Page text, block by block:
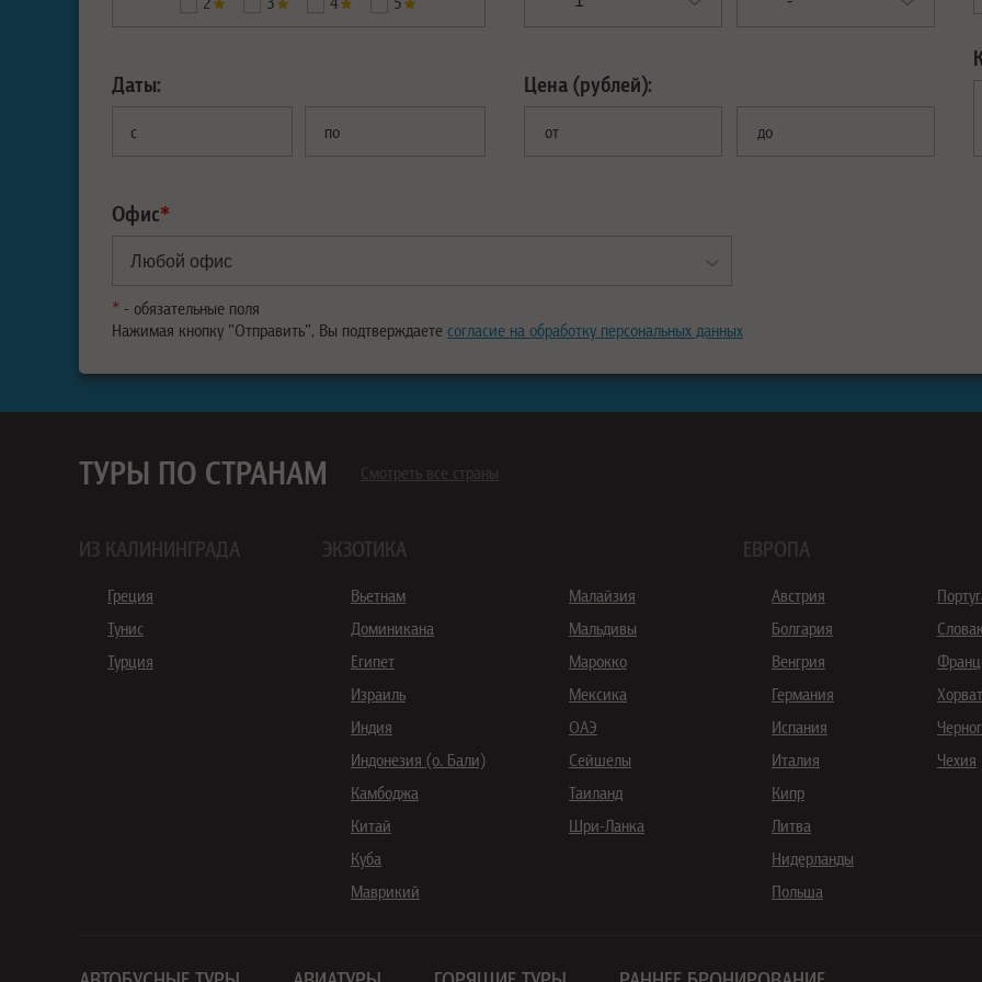
Даты:
с по
Цена (рублей):
от до
Офис*
* - обязательные поля
Нажимая кнопку "Отправить", Вы подтверждаете согласие на обработку персональных данных
ТУРЫ ПО СТРАНАМ Смотреть все страны
ИЗ КАЛИНИНГРАДА
Греция
Тунис
Турция
ЭКЗОТИКА
Вьетнам
Доминикана
Египет
Израиль
Индия
Индонезия (о. Бали)
Камбоджа
Китай
Куба
Маврикий
Малайзия
Мальдивы
Марокко
Мексика
ОАЭ
Сейшелы
Таиланд
Шри-Ланка
ЕВРОПА
Австрия
Болгария
Венгрия
Германия
Испания
Италия
Кипр
Литва
Нидерланды
Польша
Чехия